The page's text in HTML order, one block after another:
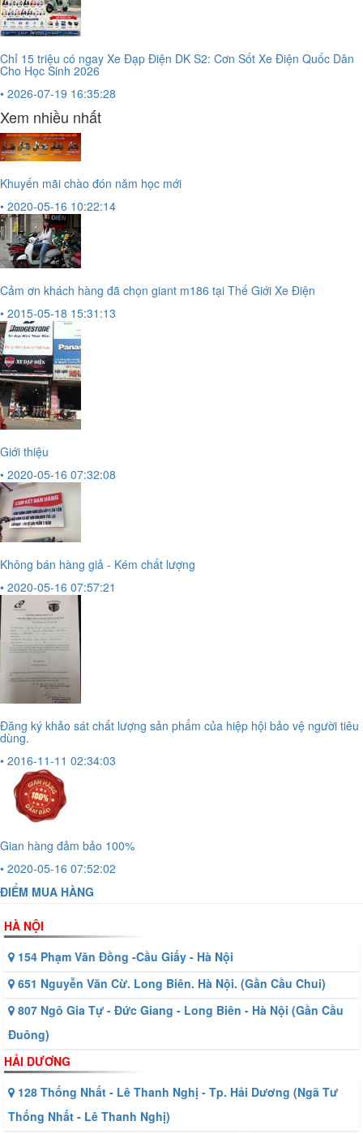
Chỉ 15 triệu có ngay Xe Đạp Điện DK S2: Cơn Sốt Xe Điện Quốc Dân
Cho Học Sinh 2026
• 2026-07-19 16:35:28
Xem nhiều nhất
Khuyến mãi chào đón năm học mới
• 2020-05-16 10:22:14
Cảm ơn khách hàng đã chọn giant m186 tại Thế Giới Xe Điện
• 2015-05-18 15:31:13
Giới thiệu
• 2020-05-16 07:32:08
Không bán hàng giả - Kém chất lượng
• 2020-05-16 07:57:21
Đăng ký khảo sát chất lượng sản phẩm của hiệp hội bảo vệ người tiêu
dùng.
• 2016-11-11 02:34:03
Gian hàng đảm bảo 100%
• 2020-05-16 07:52:02
ĐIỂM MUA HÀNG
HÀ NỘI
154 Phạm Văn Đồng -Cầu Giấy - Hà Nội
651 Nguyễn Văn Cừ. Long Biên. Hà Nội. (Gần Cầu Chui)
807 Ngô Gia Tự - Đức Giang - Long Biên - Hà Nội (Gần Cầu
Đuông)
HẢI DƯƠNG
128 Thống Nhất - Lê Thanh Nghị - Tp. Hải Dương (Ngã Tư
Thống Nhất - Lê Thanh Nghị)